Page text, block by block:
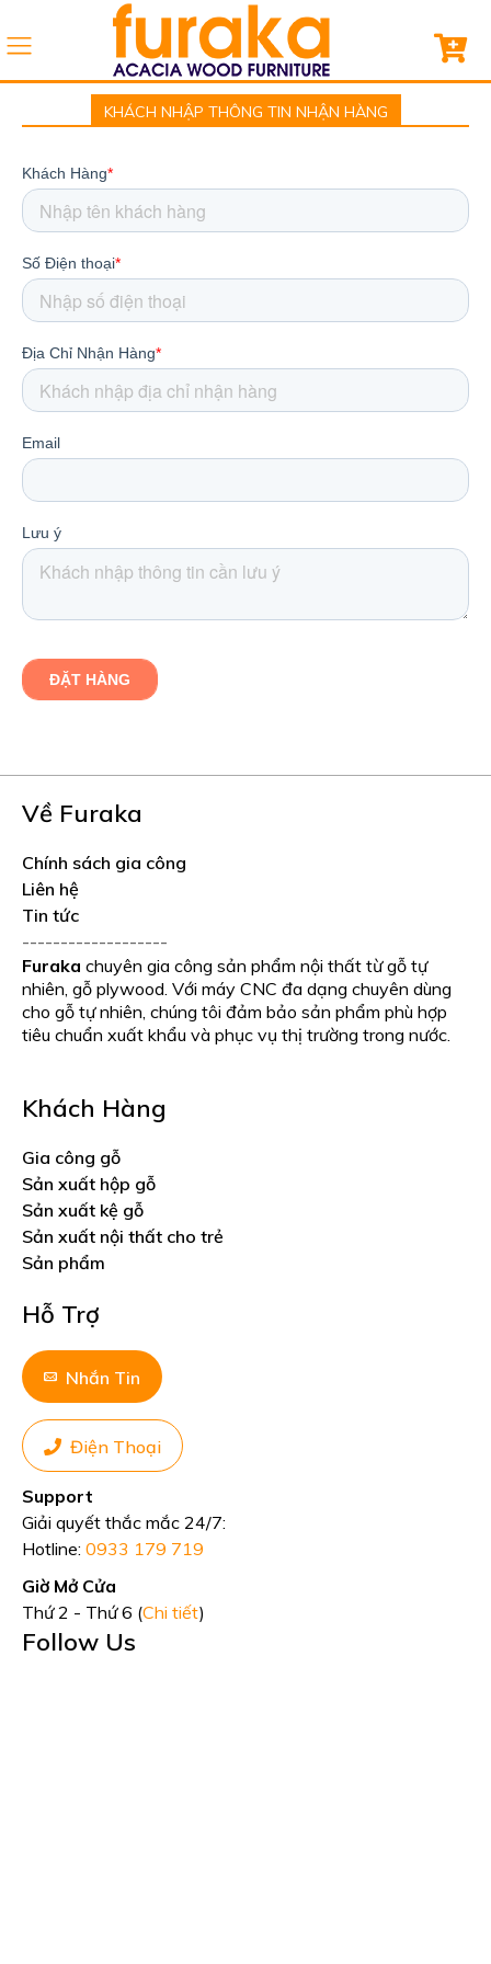
KHÁCH NHẬP THÔNG TIN NHẬN HÀNG
Về Furaka
Chính sách gia công
Liên hệ
Tin tức
-------------------
Furaka chuyên gia công sản phẩm nội thất từ gỗ tự
nhiên, gỗ plywood. Với máy CNC đa dạng chuyên dùng
cho gỗ tự nhiên, chúng tôi đảm bảo sản phẩm phù hợp
tiêu chuẩn xuất khẩu và phục vụ thị trường trong nước.
Khách Hàng
Gia công gỗ
Sản xuất hộp gỗ
Sản xuất kệ gỗ
Sản xuất nội thất cho trẻ
Sản phẩm
Hỗ Trợ
Nhắn Tin
Điện Thoại
Support
Giải quyết thắc mắc 24/7:
Hotline: 0933 179 719
Giờ Mở Cửa
Thứ 2 - Thứ 6 (Chi tiết)
Follow Us